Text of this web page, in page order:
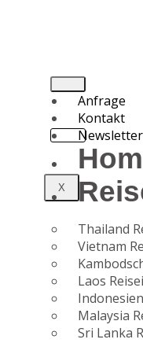
Anfrage
Kontakt
Newsletter
X
Thailand
Vietnam
Laos
Malaysia
Sri Lanka